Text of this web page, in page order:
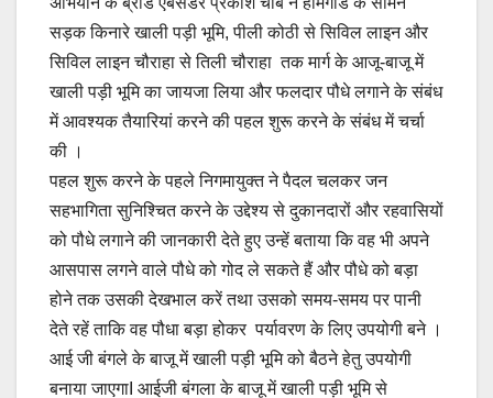
सड़क किनारे खाली पड़ी भूमि, पीली कोठी से सिविल लाइन और
सिविल लाइन चौराहा से तिली चौराहा तक मार्ग के आजू-बाजू में
खाली पड़ी भूमि का जायजा लिया और फलदार पौधे लगाने के संबंध
में आवश्यक तैयारियां करने की पहल शुरू करने के संबंध में चर्चा
की ।
पहल शुरू करने के पहले निगमायुक्त ने पैदल चलकर जन
सहभागिता सुनिश्चित करने के उद्देश्य से दुकानदारों और रहवासियों
को पौधे लगाने की जानकारी देते हुए उन्हें बताया कि वह भी अपने
आसपास लगने वाले पौधे को गोद ले सकते हैं और पौधे को बड़ा
होने तक उसकी देखभाल करें तथा उसको समय-समय पर पानी
देते रहें ताकि वह पौधा बड़ा होकर पर्यावरण के लिए उपयोगी बने ।
आई जी बंगले के बाजू में खाली पड़ी भूमि को बैठने हेतु उपयोगी
बनाया जाएगाI आईजी बंगला के बाजू में खाली पड़ी भूमि से